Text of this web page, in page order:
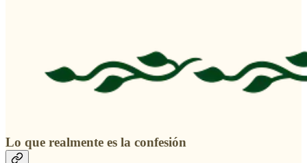
Lo que realmente es la confesión